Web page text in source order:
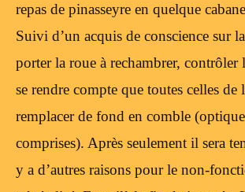
repas de pinasseyre en quelque
Suivi d’un acquis de conscience sur
porter la roue à rechambrer, contrôler
se rendre compte que toutes celles de
remplacer de fond en comble
comprises). Après seulement il sera
y a d’autres raisons pour le non-